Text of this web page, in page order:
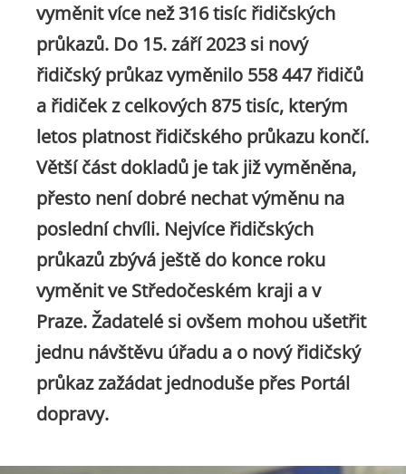
vyměnit více než 316 tisíc řidičských
průkazů. Do 15. září 2023 si nový
řidičský průkaz vyměnilo 558 447 řidičů
a řidiček z celkových 875 tisíc, kterým
letos platnost řidičského průkazu končí.
Větší část dokladů je tak již vyměněna,
přesto není dobré nechat výměnu na
poslední chvíli. Nejvíce řidičských
průkazů zbývá ještě do konce roku
vyměnit ve Středočeském kraji a v
Praze. Žadatelé si ovšem mohou ušetřit
jednu návštěvu úřadu a o nový řidičský
průkaz zažádat jednoduše přes Portál
dopravy.